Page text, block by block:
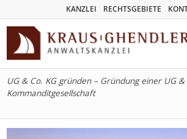
KANZLEI RECHTSGEBIETE
UG & Co. KG gründen – Gründung einer UG &
Kommanditgesellschaft